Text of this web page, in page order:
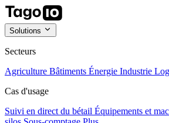
Solutions
Secteurs
Agriculture Bâtiments Énergie Industrie
Cas d'usage
Suivi en direct du bétail Équipements et